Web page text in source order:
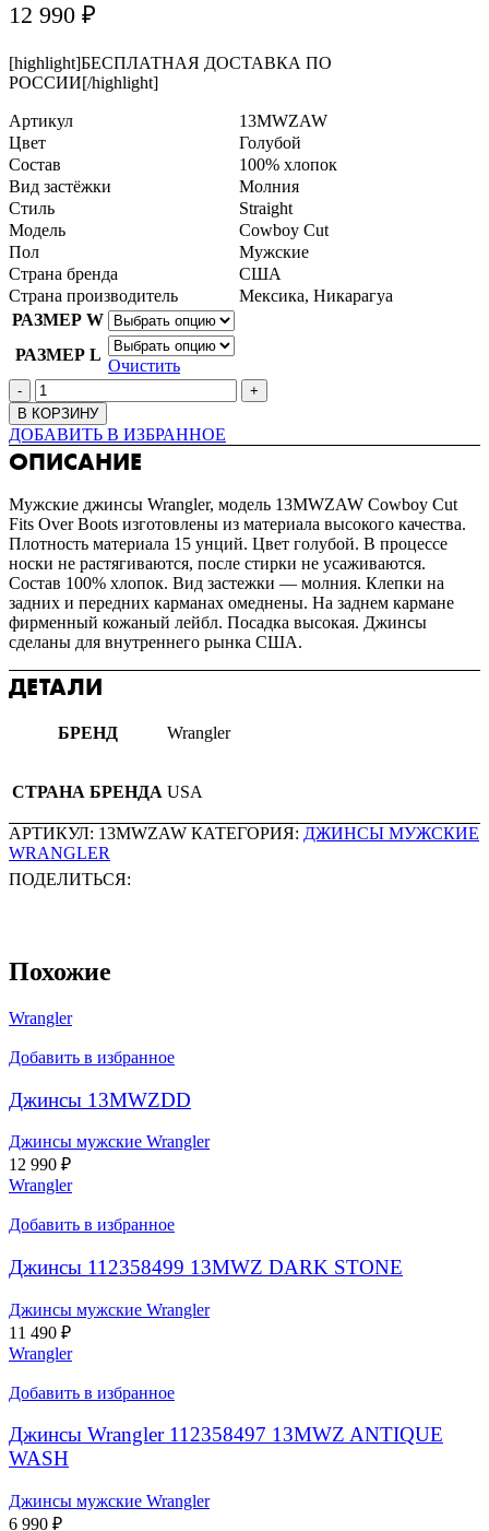
12 990 ₽
[highlight]БЕСПЛАТНАЯ ДОСТАВКА ПО
РОССИИ[/highlight]
Артикул
13MWZAW
Цвет
Голубой
Состав
100% хлопок
Вид застёжки
Молния
Стиль
Straight
Модель
Cowboy Cut
Пол
Мужские
Страна бренда
США
Страна производитель
Мексика, Никарагуа
РАЗМЕР W
РАЗМЕР L
Очистить
В КОРЗИНУ
ДОБАВИТЬ В ИЗБРАННОЕ
ОПИСАНИЕ
Мужские джинсы Wrangler, модель 13MWZAW Cowboy Cut
Fits Over Boots изготовлены из материала высокого качества.
Плотность материала 15 унций. Цвет голубой. В процессе
носки не растягиваются, после стирки не усаживаются.
Состав 100% хлопок. Вид застежки — молния. Клепки на
задних и передних карманах омеднены. На заднем кармане
фирменный кожаный лейбл. Посадка высокая. Джинсы
сделаны для внутреннего рынка США.
ДЕТАЛИ
БРЕНД Wrangler
СТРАНА БРЕНДА USA
АРТИКУЛ: 13MWZAW КАТЕГОРИЯ: ДЖИНСЫ МУЖСКИЕ
WRANGLER
ПОДЕЛИТЬСЯ:
Похожие
Wrangler
Добавить в избранное
Джинсы 13MWZDD
Джинсы мужские Wrangler
12 990 ₽
Wrangler
Добавить в избранное
Джинсы 112358499 13MWZ DARK STONE
Джинсы мужские Wrangler
11 490 ₽
Wrangler
Добавить в избранное
Джинсы Wrangler 112358497 13MWZ ANTIQUE
WASH
Джинсы мужские Wrangler
6 990 ₽